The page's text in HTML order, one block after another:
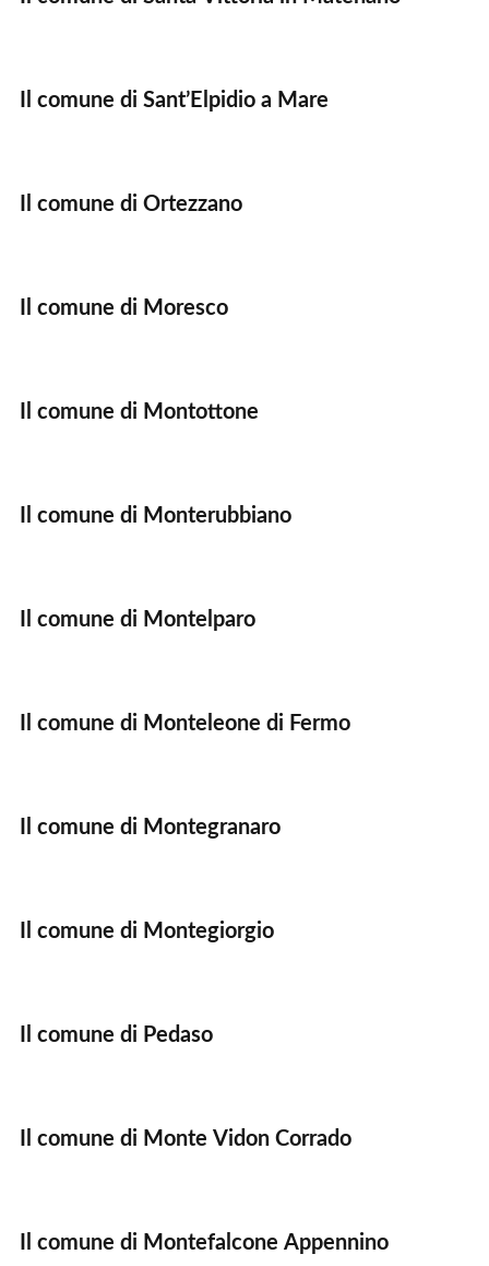
Il comune di Sant’Elpidio a Mare
Il comune di Ortezzano
Il comune di Moresco
Il comune di Montottone
Il comune di Monterubbiano
Il comune di Montelparo
Il comune di Monteleone di Fermo
Il comune di Montegranaro
Il comune di Montegiorgio
Il comune di Pedaso
Il comune di Monte Vidon Corrado
Il comune di Montefalcone Appennino